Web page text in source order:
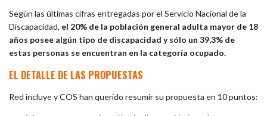
Según las últimas cifras entregadas por el Servicio Nacional de la
Discapacidad, el 20% de la población general adulta mayor de 18
años posee algún tipo de discapacidad y sólo un 39,3% de
estas personas se encuentran en la categoría ocupado.
EL DETALLE DE LAS PROPUESTAS
Red incluye y COS han querido resumir su propuesta en 10 puntos: